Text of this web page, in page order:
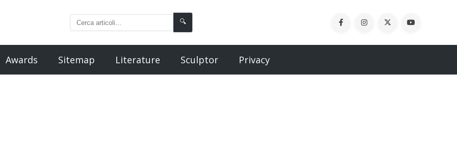
🔍
Awards Sitemap Literature Sculptor Privacy